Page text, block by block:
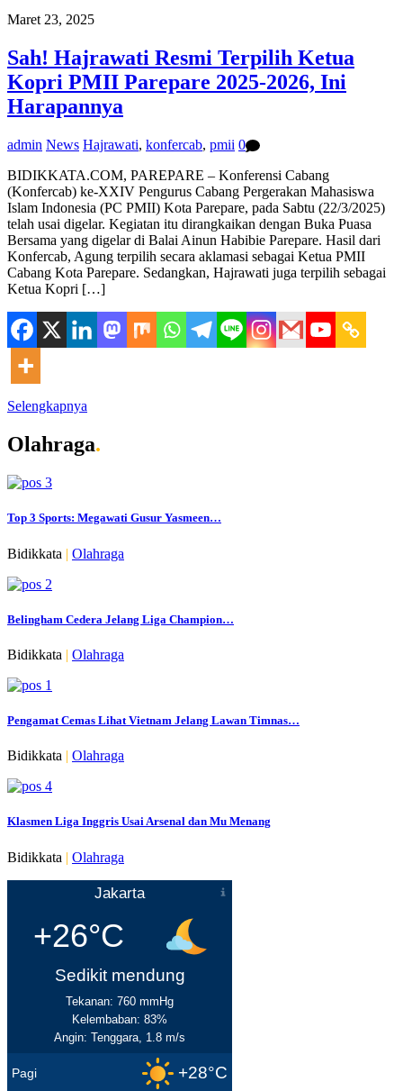
Maret 23, 2025
Sah! Hajrawati Resmi Terpilih Ketua
Kopri PMII Parepare 2025-2026, Ini
Harapannya
admin News Hajrawati, konfercab, pmii 0
BIDIKKATA.COM, PAREPARE – Konferensi Cabang
(Konfercab) ke-XXIV Pengurus Cabang Pergerakan Mahasiswa
Islam Indonesia (PC PMII) Kota Parepare, pada Sabtu (22/3/2025)
telah usai digelar. Kegiatan itu dirangkaikan dengan Buka Puasa
Bersama yang digelar di Balai Ainun Habibie Parepare. Hasil dari
Konfercab, Agung terpilih secara aklamasi sebagai Ketua PMII
Cabang Kota Parepare. Sedangkan, Hajrawati juga terpilih sebagai
Ketua Kopri […]
Selengkapnya
Olahraga.
Top 3 Sports: Megawati Gusur Yasmeen…
Bidikkata | Olahraga
Belingham Cedera Jelang Liga Champion…
Bidikkata | Olahraga
Pengamat Cemas Lihat Vietnam Jelang Lawan Timnas…
Bidikkata | Olahraga
Klasmen Liga Inggris Usai Arsenal dan Mu Menang
Bidikkata | Olahraga
Jakarta
+26°C
Sedikit mendung
Tekanan: 760 mmHg
Kelembaban: 83%
Angin: Tenggara, 1.8 m/s
Pagi +28°C